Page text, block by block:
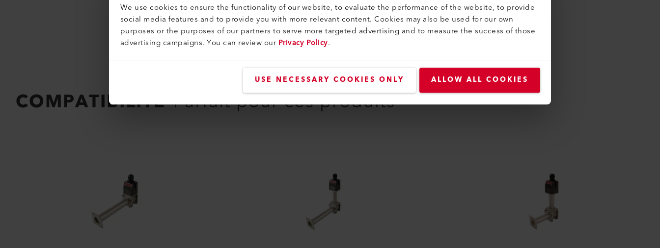
We use cookies to ensure the functionality of our website, to evaluate the performance of the website, to provide
social media features and to provide you with more relevant content. Cookies may also be used for our own
purposes or the purposes of our partners to serve more targeted advertising and to measure the success of those
advertising campaigns. You can review ourPrivacy Policy.
USE NECESSARY COOKIES ONLY ALLOW ALL COOKIES
COMPATIBILITÉ Parfait pour ces produits